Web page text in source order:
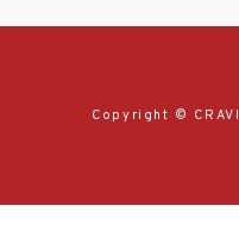
Copyright ©